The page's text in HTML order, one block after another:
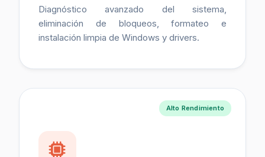
Diagnóstico avanzado del sistema,
eliminación de bloqueos, formateo e
instalación limpia de Windows y drivers.
Alto Rendimiento